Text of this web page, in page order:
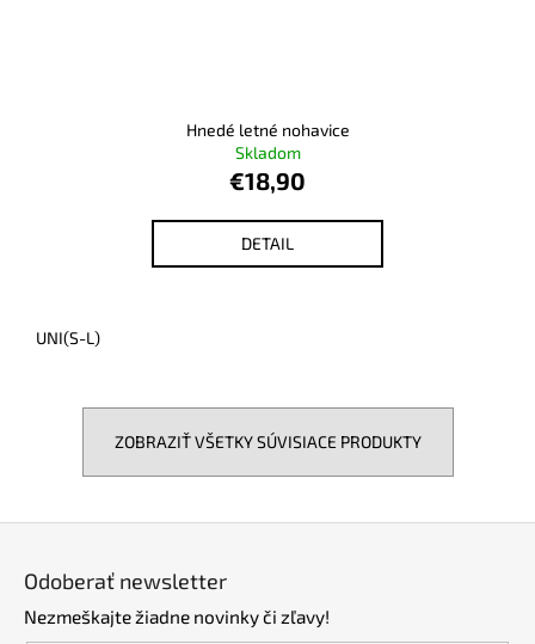
Hnedé letné nohavice
Skladom
€18,90
DETAIL
UNI(S-L)
ZOBRAZIŤ VŠETKY SÚVISIACE PRODUKTY
Odoberať newsletter
Nezmeškajte žiadne novinky či zľavy!